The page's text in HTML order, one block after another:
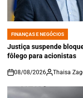
POSTED
IN
FINANÇAS E NEGÓCIOS
Justiça suspende
fôlego para acionistas
on
08/08/2026 Thaisa